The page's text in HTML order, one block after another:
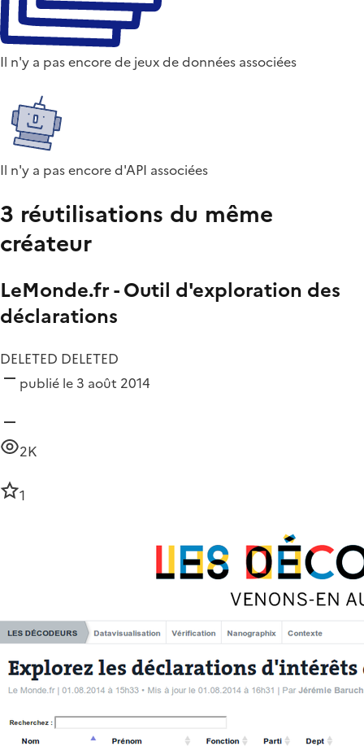
Il n'y a pas encore de jeux de données associées
Il n'y a pas encore d'API associées
3 réutilisations du même
créateur
LeMonde.fr - Outil d'exploration des
déclarations
DELETED DELETED
publié le 3 août 2014
2K
1